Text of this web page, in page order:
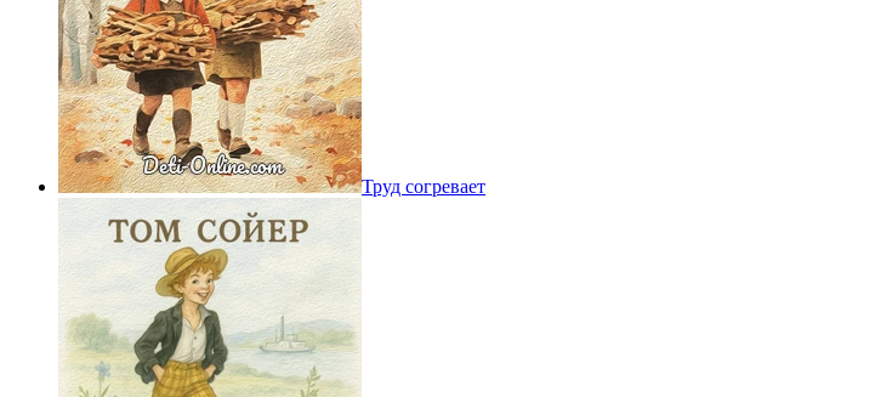
Труд согревает